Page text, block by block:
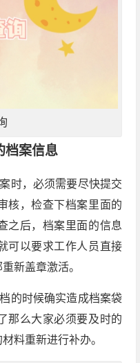
档案信息
时，必须需要尽快提交
核，检查下档案里面的
之后，档案里面的信息
可以要求工作人员直接
新盖章激活。
的时候确实造成档案袋
那么大家必须要及时的
料重新进行补办。